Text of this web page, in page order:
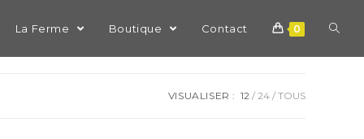
La Ferme Boutique Contact 0
VISUALISER : 12 24 TOUS